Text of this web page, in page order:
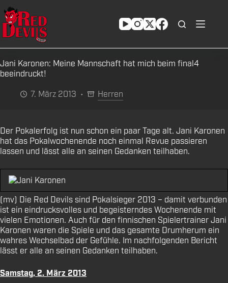
Zum
Inhalt
springen
Jani Karonen: Meine Mannschaft hat mich beim final4
beeindruckt!
7. März 2013
Herren
Der Pokalerfolg ist nun schon ein paar Tage alt. Jani Karonen
hat das Pokalwochenende noch einmal Revue passieren
lassen und lässt alle an seinen Gedanken teilhaben.
(mv) Die Red Devils sind Pokalsieger 2013 – damit verbunden
ist ein eindrucksvolles und begeisterndes Wochenende mit
vielen Emotionen. Auch für den finnischen Spielertrainer Jani
Karonen waren die Spiele und das gesamte Drumherum ein
wahres Wechselbad der Gefühle. Im nachfolgenden Bericht
lässt er alle an seinen Gedanken teilhaben.
Samstag, 2. März 2013